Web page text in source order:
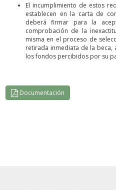
El incumplimiento de estos
establecen en la carta de
deberá firmar para la
comprobación de la
misma en el proceso de
retirada inmediata de la
los fondos percibidos por su
Documentación